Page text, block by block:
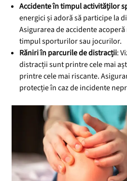
Accidente în timpul activităților
energici și adoră să participe la
Asigurarea de accidente
timpul sporturilor sau jocurilor.
Răniri în parcurile de distracții:
distracții sunt printre cele mai
printre cele mai riscante.
protecție în caz de incidente